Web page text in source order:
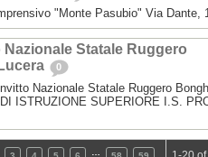
"Monte Pasubio" Via Dante,
Statale Ruggero
0
Nazionale Statale Ruggero
ISTRUZIONE SUPERIORE I.S.